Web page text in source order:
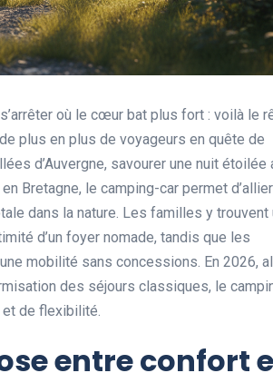
où le cœur bat plus fort : voilà le
plus en plus de voyageurs en quête de
d’Auvergne, savourer une nuit étoilée
Bretagne, le camping-car permet d’allier
dans la nature. Les familles y trouvent
d’un foyer nomade, tandis que les
mobilité sans concessions. En 2026,
des séjours classiques, le
de flexibilité.
entre confort